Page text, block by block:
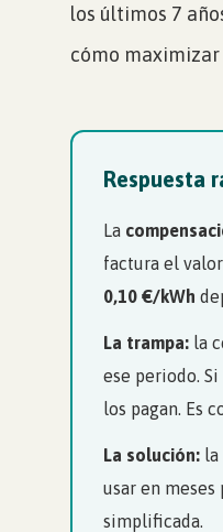
los últimos 7
cómo
Respuesta
La
factura el
0,10 €/kWh
La trampa: la
ese periodo.
los pagan. Es
La solución: la
usar en
simplificada.